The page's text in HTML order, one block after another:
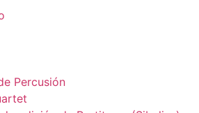
Percusión